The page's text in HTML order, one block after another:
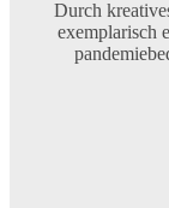
Durch
exemplarisch